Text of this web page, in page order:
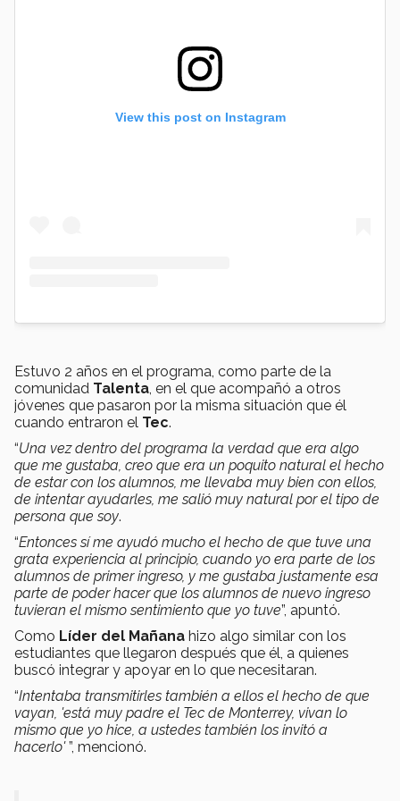
View this post on Instagram
Estuvo 2 años en el programa, como parte de la
comunidad Talenta, en el que acompañó a otros
jóvenes que pasaron por la misma situación que él
cuando entraron el Tec.
“Una vez dentro del programa la verdad que era algo
que me gustaba, creo que era un poquito natural el hecho
de estar con los alumnos, me llevaba muy bien con ellos,
de intentar ayudarles, me salió muy natural por el tipo de
persona que soy.
“Entonces sí me ayudó mucho el hecho de que tuve una
grata experiencia al principio, cuando yo era parte de los
alumnos de primer ingreso, y me gustaba justamente esa
parte de poder hacer que los alumnos de nuevo ingreso
tuvieran el mismo sentimiento que yo tuve”, apuntó.
Como Líder del Mañana hizo algo similar con los
estudiantes que llegaron después que él, a quienes
buscó integrar y apoyar en lo que necesitaran.
“Intentaba transmitirles también a ellos el hecho de que
vayan, 'está muy padre el Tec de Monterrey, vivan lo
mismo que yo hice, a ustedes también los invitó a
hacerlo'”, mencionó.